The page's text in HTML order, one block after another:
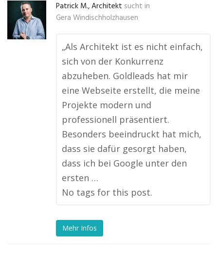
Patrick M., Architekt sucht in
Gera Windischholzhausen
„Als Architekt ist es nicht einfach,
sich von der Konkurrenz
abzuheben. Goldleads hat mir
eine Webseite erstellt, die meine
Projekte modern und
professionell präsentiert.
Besonders beeindruckt hat mich,
dass sie dafür gesorgt haben,
dass ich bei Google unter den
ersten …
No tags for this post.
Mehr Infos